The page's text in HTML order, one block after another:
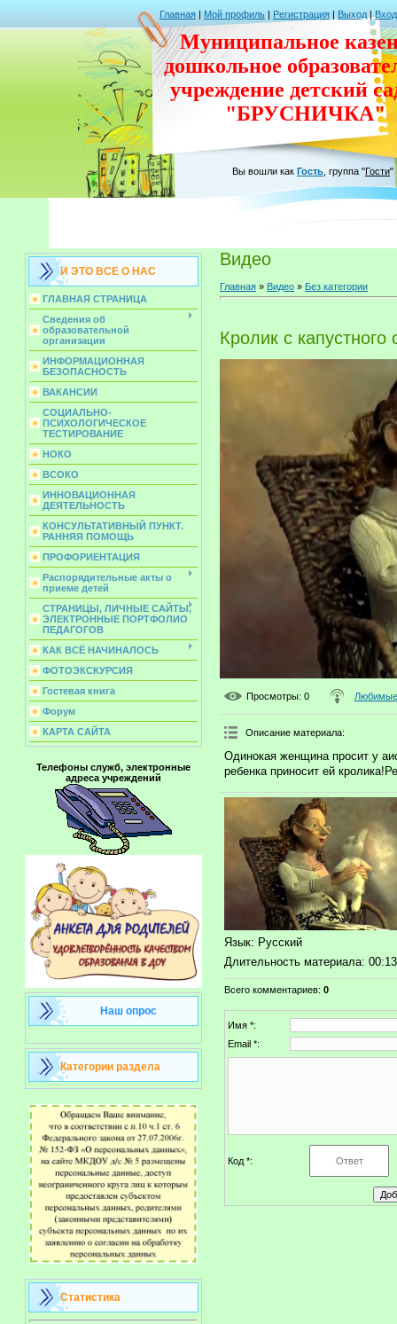
Главная | Мой профиль | Регистрация | Выход | Вход
Муниципальное
дошкольное
учреждение детский
"БРУСНИЧКА"
Вы вошли как Гость группа "Гости"
И ЭТО ВСЕ О НАС
ГЛАВНАЯ СТРАНИЦА
Сведения об
образовательной
организации
ИНФОРМАЦИОННАЯ
БЕЗОПАСНОСТЬ
ВАКАНСИИ
СОЦИАЛЬНО-
ПСИХОЛОГИЧЕСКОЕ
ТЕСТИРОВАНИЕ
НОКО
ВСОКО
ИННОВАЦИОННАЯ
ДЕЯТЕЛЬНОСТЬ
КОНСУЛЬТАТИВНЫЙ ПУНКТ.
РАННЯЯ ПОМОЩЬ
ПРОФОРИЕНТАЦИЯ
Распорядительные акты о
приеме детей
СТРАНИЦЫ, ЛИЧНЫЕ САЙТЫ,
ЭЛЕКТРОННЫЕ ПОРТФОЛИО
ПЕДАГОГОВ
КАК ВСЁ НАЧИНАЛОСЬ
ФОТОЭКСКУРСИЯ
Гостевая книга
Форум
КАРТА САЙТА
Телефоны служб, электронные
адреса учреждений
Наш опрос
Категории раздела
Статистика
Видео
Главная » Видео » Без категории
Кролик с капустного
Просмотры: 0 Любимые
Описание материала:
Одинокая женщина просит у
ребенка приносит ей
Язык: Русский
Длительность материала:
Всего комментариев: 0
Имя *:
Email *:
Код *: